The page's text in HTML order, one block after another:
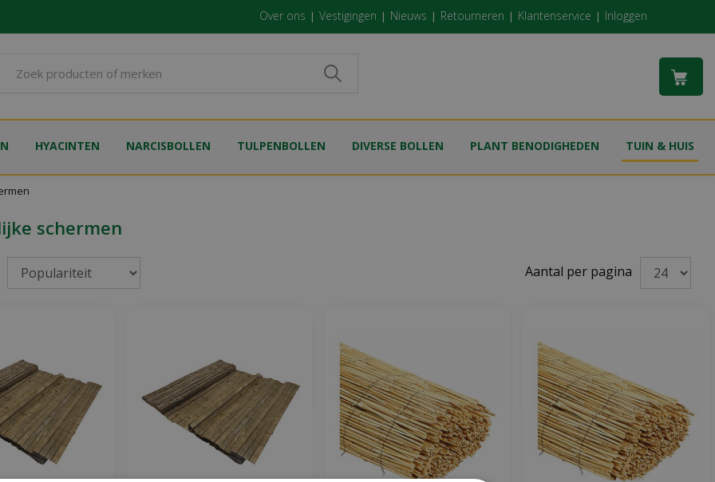
Over ons Vestigingen Nieuws Retourneren Klantenservice Inloggen
HYACINTEN NARCISBOLLEN TULPENBOLLEN DIVERSE BOLLEN PLANT BENODIGHEDEN TUIN & HUIS
schermen
Aantal per pagina